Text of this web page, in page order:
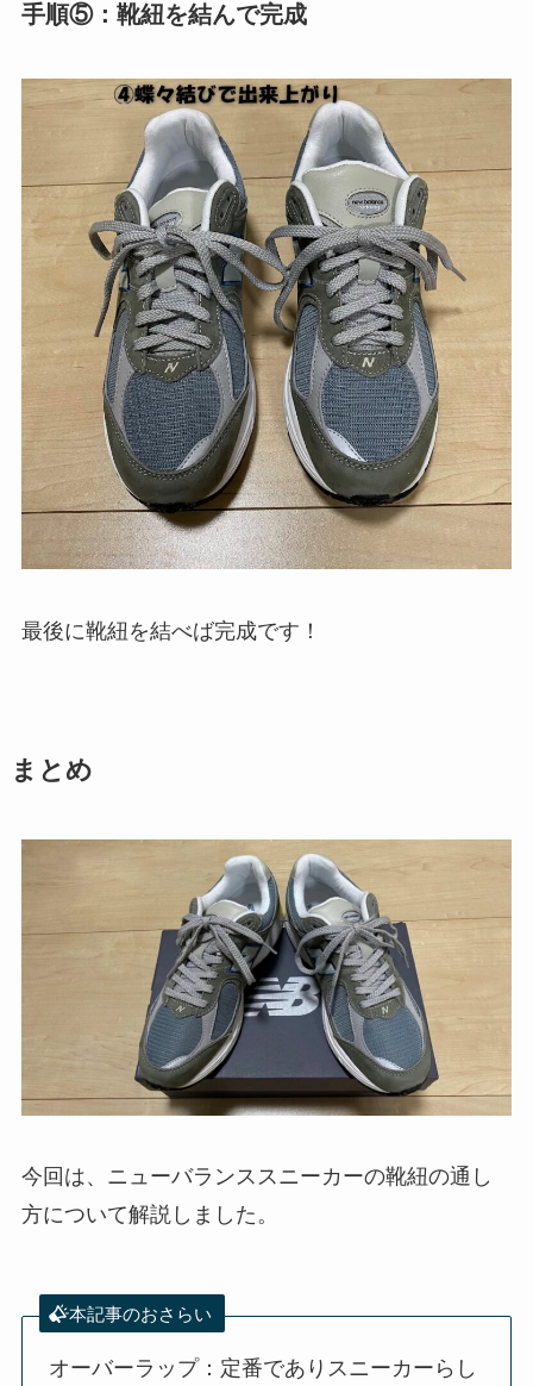
手順⑤：靴紐を結んで完成
最後に靴紐を結べば完成です！
まとめ
今回は、ニューバランススニーカーの靴紐の通し
方について解説しました。
本記事のおさらい
オーバーラップ：定番でありスニーカーらし